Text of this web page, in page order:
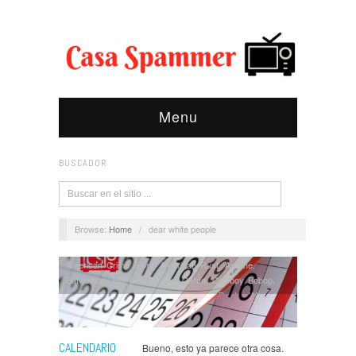
Menu
BUSCADOR
Browse: Home / dear white people
CALENDARIO
American Crime Story ,American Rust,Arcane,
Batwoman,Big Sky, Billions,Cardo,Cowboy Bebop,
Dexter,Dickinson,Doctor Portuondo,Doctor Who,
Doom Patrol,Dopesick,Dr Death, El juego del
calamar,El Tiempo que te Doy,Fear The Walking
Bueno, esto ya parece otra cosa.